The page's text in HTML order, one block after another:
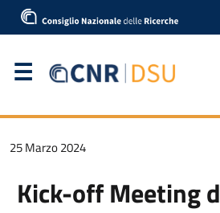
25 Marzo 2024
Kick-off Meeting